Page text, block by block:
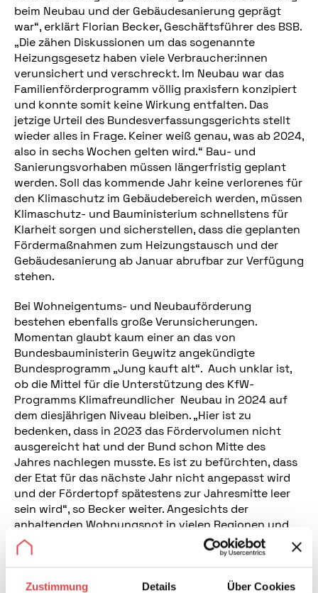
Zustimmung Details Über Cookies
beim Neubau und der Gebäudesanierung geprägt
war“, erklärt Florian Becker, Geschäftsführer des BSB.
„Die zähen Diskussionen um das sogenannte
Heizungsgesetz haben viele Verbraucher:innen
verunsichert und verschreckt. Im Neubau war das
Familienförderprogramm völlig praxisfern konzipiert
und konnte somit keine Wirkung entfalten. Das
jetzige Urteil des Bundesverfassungsgerichts stellt
wieder alles in Frage. Keiner weiß genau, was ab 2024,
also in sechs Wochen gelten wird.“ Bau- und
Sanierungsvorhaben müssen längerfristig geplant
werden. Soll das kommende Jahr keine verlorenes für
den Klimaschutz im Gebäudebereich werden, müssen
Klimaschutz- und Bauministerium schnellstens für
Klarheit sorgen und sicherstellen, dass die geplanten
Fördermaßnahmen zum Heizungstausch und der
Gebäudesanierung ab Januar abrufbar zur Verfügung
stehen.
Bei Wohneigentums- und Neubauförderung
bestehen ebenfalls große Verunsicherungen.
Momentan glaubt kaum einer an das von
Bundesbauministerin Geywitz angekündigte
Bundesprogramm „Jung kauft alt“. Auch unklar ist,
ob die Mittel für die Unterstützung des KfW-
Programms Klimafreundlicher Neubau in 2024 auf
dem diesjährigen Niveau bleiben. „Hier ist zu
bedenken, dass in 2023 das Fördervolumen nicht
ausgereicht hat und der Bund schon Mitte des
Jahres nachlegen musste. Es ist zu befürchten, dass
der Etat für das nächste Jahr nicht angepasst wird
und der Fördertopf spätestens zur Jahresmitte leer
sein wird“, so Becker weiter. Angesichts der
anhaltenden Wohnungsnot in vielen Regionen und
des erheblichen Modernisierungsbedarfs im
Gebäudebestand darf es hier keine Kürzungen
geben.